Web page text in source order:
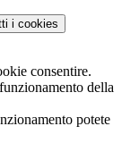
i cookies
consentire.
della
potete